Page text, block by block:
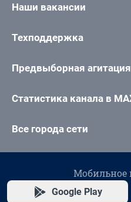
Наши вакансии
Техподдержка
Предвыборная агитация
Статистика канала в
Все города сети
Мобильное
Google Play